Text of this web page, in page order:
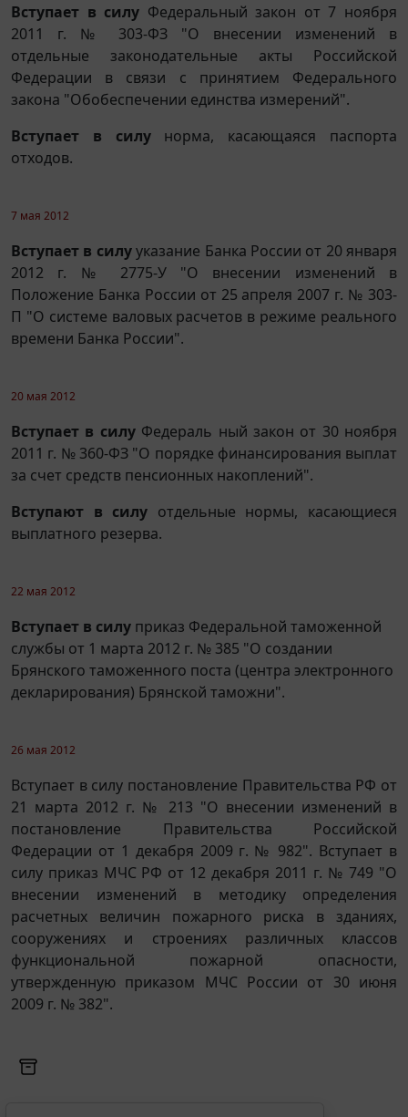
Вступает в силу Федеральный закон от 7 ноября
2011 г. № 303-ФЗ "О внесении изменений в
отдельные законодательные акты Российской
Федерации в связи с принятием Федерального
закона "Обобеспечении единства измерений".
Вступает в силунорма, касающаяся паспорта
отходов.
7 мая 2012
Вступает в силууказание Банка России от 20 января
2012 г. № 2775-У "О внесении изменений в
Положение Банка России от 25 апреля 2007 г. № 303-
П "О системе валовых расчетов в режиме реального
времени Банка России".
20 мая 2012
Вступает в силуФедераль ный закон от 30 ноября
2011 г. № 360-ФЗ "О порядке финансирования выплат
за счет средств пенсионных накоплений".
Вступают в силу отдельные нормы, касающиеся
выплатного резерва.
22 мая 2012
Вступает в силу приказ Федеральной таможенной
службы от 1 марта 2012 г. № 385 "О создании
Брянского таможенного поста (центра электронного
декларирования) Брянской таможни".
26 мая 2012
Вступает в силу постановление Правительства РФ от
21 марта 2012 г. № 213 "О внесении изменений в
постановление Правительства Российской
Федерации от 1 декабря 2009 г. № 982". Вступает в
силу приказ МЧС РФ от 12 декабря 2011 г. № 749 "О
внесении изменений в методику определения
расчетных величин пожарного риска в зданиях,
сооружениях и строениях различных классов
функциональной пожарной опасности,
утвержденную приказом МЧС России от 30 июня
2009 г. № 382".